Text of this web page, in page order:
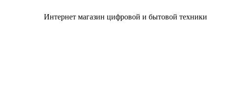
Интернет магазин цифровой и бытовой техники